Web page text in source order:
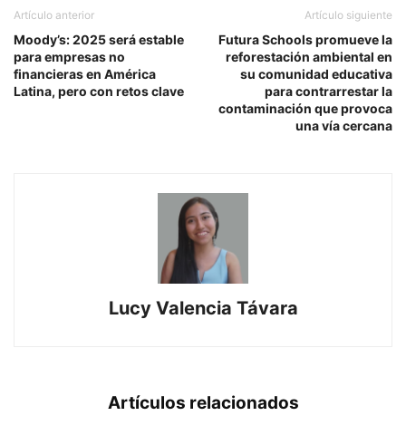
Artículo anterior
Moody’s: 2025 será estable
para empresas no
financieras en América
Latina, pero con retos clave
Artículo siguiente
Futura Schools promueve la
reforestación ambiental en
su comunidad educativa
para contrarrestar la
contaminación que provoca
una vía cercana
Lucy Valencia Távara
Artículos relacionados